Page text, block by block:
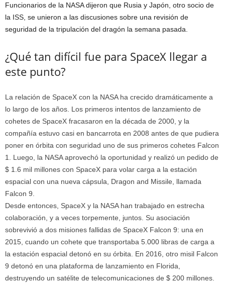
Funcionarios de la NASA dijeron que Rusia y Japón, otro socio de
la ISS, se unieron a las discusiones sobre una revisión de
seguridad de la tripulación del dragón la semana pasada.
¿Qué tan difícil fue para SpaceX llegar a
este punto?
La relación de SpaceX con la NASA ha crecido dramáticamente a
lo largo de los años. Los primeros intentos de lanzamiento de
cohetes de SpaceX fracasaron en la década de 2000, y la
compañía estuvo casi en bancarrota en 2008 antes de que pudiera
poner en órbita con seguridad uno de sus primeros cohetes Falcon
1. Luego, la NASA aprovechó la oportunidad y realizó un pedido de
$ 1.6 mil millones con SpaceX para volar carga a la estación
espacial con una nueva cápsula, Dragon and Missile, llamada
Falcon 9.
Desde entonces, SpaceX y la NASA han trabajado en estrecha
colaboración, y a veces torpemente, juntos. Su asociación
sobrevivió a dos misiones fallidas de SpaceX Falcon 9: una en
2015, cuando un cohete que transportaba 5.000 libras de carga a
la estación espacial detonó en su órbita. En 2016, otro misil Falcon
9 detonó en una plataforma de lanzamiento en Florida,
destruyendo un satélite de telecomunicaciones de $ 200 millones.